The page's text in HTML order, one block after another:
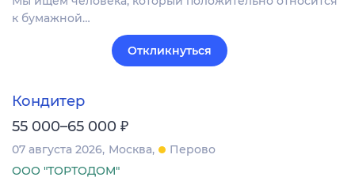
к бумажной…
Откликнуться
Кондитер
55 000–65 000 ₽
07 августа 2026 Москва
Перово
ООО "ТОРТОДОМ"